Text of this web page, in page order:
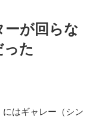
ーが回らな
った
にはギャレー（シン